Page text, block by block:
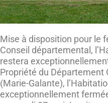
Mise à disposition pour le
Conseil départemental,
restera
Propriété du Département
(Marie-Galante),
exceptionnellement